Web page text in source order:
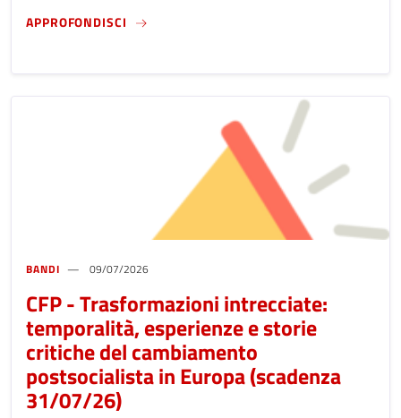
APPROFONDISCI CFP - INSEGNARE LE CULTURE DEL
BANDI 09/07/2026
CFP - Trasformazioni intrecciate:
temporalità, esperienze e storie
critiche del cambiamento
postsocialista in Europa (scadenza
31/07/26)